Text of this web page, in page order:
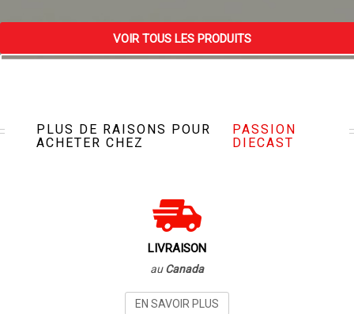
VOIR TOUS LES PRODUITS
PLUS DE RAISONS POUR
ACHETER CHEZ
PASSION
DIECAST
LIVRAISON
auCanada
EN SAVOIR PLUS